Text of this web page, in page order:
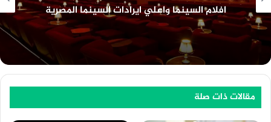
قانون البناء الموحد الجديد وعدد الأدوار المسموح
بها
مقالات ذات صلة